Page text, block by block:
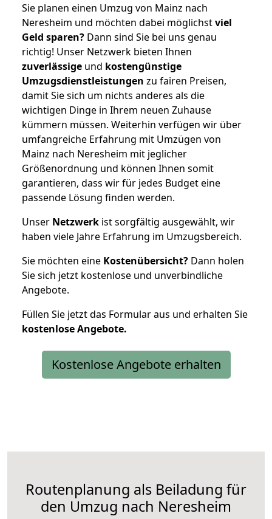
Sie planen einen Umzug von Mainz nach
Neresheim und möchten dabei möglichstviel
Geld sparen? Dann sind Sie bei uns genau
richtig! Unser Netzwerk bieten Ihnen
zuverlässige und kostengünstige
Umzugsdienstleistungen zu fairen Preisen,
damit Sie sich um nichts anderes als die
wichtigen Dinge in Ihrem neuen Zuhause
kümmern müssen. Weiterhin verfügen wir über
umfangreiche Erfahrung mit Umzügen von
Mainz nach Neresheim mit jeglicher
Größenordnung und können Ihnen somit
garantieren, dass wir für jedes Budget eine
passende Lösung finden werden.
Unser Netzwerk ist sorgfältig ausgewählt, wir
haben viele Jahre Erfahrung im Umzugsbereich.
Sie möchten eine Kostenübersicht? Dann holen
Sie sich jetzt kostenlose und unverbindliche
Angebote.
Füllen Sie jetzt das Formular aus und erhalten Sie
kostenloseAngebote.
Kostenlose Angebote erhalten
Routenplanung als Beiladung für
den Umzug nach Neresheim